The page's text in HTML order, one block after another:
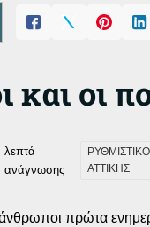
και οι
λεπτά
ανάγνωσης
ΑΤΤΙΚΗΣ
άνθρωποι πρώτα